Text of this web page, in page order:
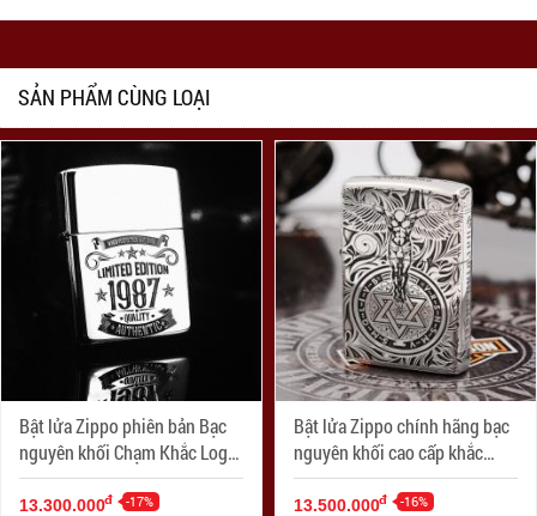
SẢN PHẨM CÙNG LOẠI
Bật lửa Zippo phiên bản Bạc
nguyên khối Chạm Khắc Logo
Limited 1987 Bản Armor
13.300.000đ -17%
Bật lửa Zippo chính hãng bạc
nguyên khối cao cấp khắc
thiên thần bản armor
13.500.000đ -16%